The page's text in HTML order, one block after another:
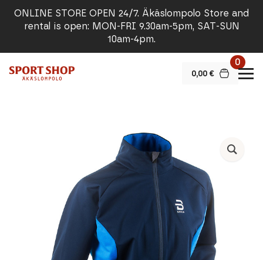
ONLINE STORE OPEN 24/7. Äkäslompolo Store and
rental is open: MON-FRI 9.30am-5pm, SAT-SUN
10am-4pm.
0,00 €
0